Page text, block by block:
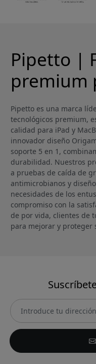
Pipetto |
premium
Pipetto es una marca
tecnológicos premium,
calidad para iPad y
innovador diseño
soporte 5 en 1,
durabilidad. Nuestros
a pruebas de caída de
antimicrobianos y
necesidades de los
compromiso con la
de por vida, clientes de
para mejorar y proteger